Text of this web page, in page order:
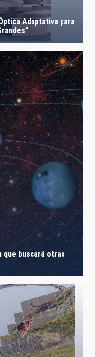
Adaptativa para
que buscará otras